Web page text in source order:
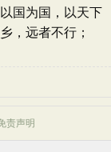
国为国，以天下
，远者不行；
责声明